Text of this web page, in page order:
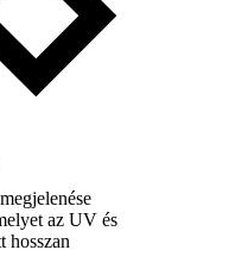
az UV és
hosszan